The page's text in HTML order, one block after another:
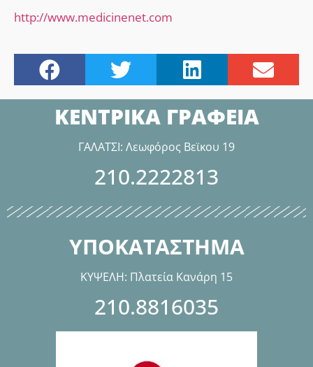
http://www.medicinenet.com
ΚΕΝΤΡΙΚΑ ΓΡΑΦΕΙΑ
ΓΑΛΑΤΣΙ: Λεωφόρος Βεϊκου 19
210.2222813
ΥΠΟΚΑΤΑΣΤΗΜΑ
ΚΥΨΕΛΗ: Πλατεία Κανάρη 15
210.8816035